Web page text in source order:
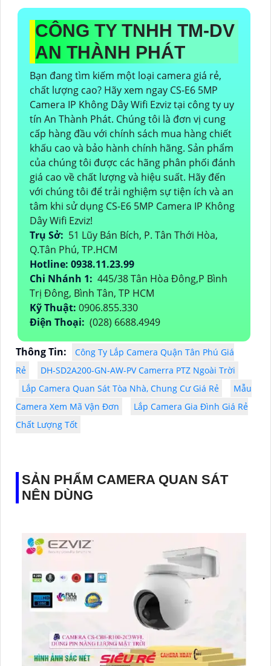
CÔNG TY TNHH TM-DV
AN THÀNH PHÁT
Bạn đang tìm kiếm một loại camera giá rẻ,
chất lượng cao? Hãy xem ngay CS-E6 5MP
Camera IP Không Dây Wifi Ezviz tại công ty uy
tín An Thành Phát. Chúng tôi là đơn vị cung
cấp hàng đầu với chính sách mua hàng chiết
khấu cao và bảo hành chính hãng. Sản phẩm
của chúng tôi được các hãng phân phối đánh
giá cao về chất lượng và hiệu suất. Hãy đến
với chúng tôi để trải nghiệm sự tiện ích và an
tâm khi sử dụng CS-E6 5MP Camera IP Không
Dây Wifi Ezviz!
Trụ Sở: 51 Lũy Bán Bích, P. Tân Thới Hòa,
Q.Tân Phú, TP.HCM
Hotline: 0938.11.23.99
Chi Nhánh 1: 445/38 Tân Hòa Đông,P Bình
Trị Đông, Bình Tân, TP HCM
Kỹ Thuật: 0906.855.330
Điện Thoại: (028) 6688.4949
Thông Tin:
Công Ty Lắp Camera Quận Tân Phú Giá
Rẻ
DH-SD2A200-GN-AW-PV Camerra PTZ Ngoài Trời
Lắp Camera Quan Sát Tòa Nhà, Chung Cư Giá Rẻ
Mẫu
Camera Xem Mã Vận Đơn
Lắp Camera Gia Đình Giá Rẻ
Chất Lượng Tốt
SẢN PHẨM CAMERA QUAN SÁT
NÊN DÙNG